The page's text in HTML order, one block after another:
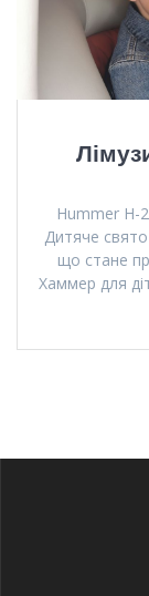
Hummer H-
Дитяче
що стане
Хаммер для